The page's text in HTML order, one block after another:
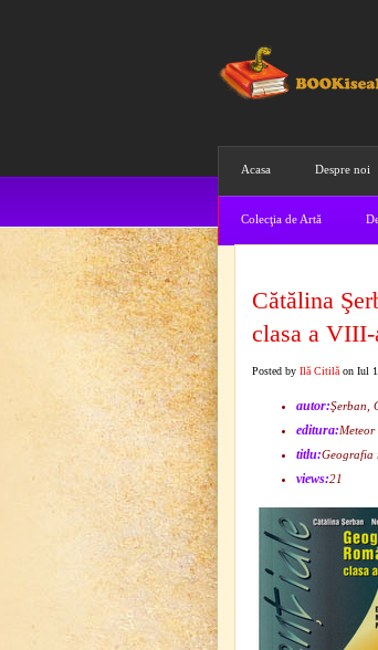
Acasa Despre noi
Colecţia de Artă
Cătălina
clasa a VIII-
Posted by Ilă Citilă on Iul
autor:Şerban,
editura:Meteor
titlu:Geografia
views:21